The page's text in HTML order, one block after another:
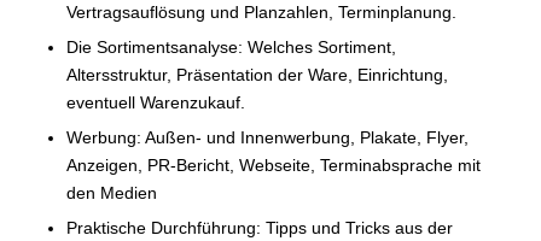
Vertragsauflösung und Planzahlen, Terminplanung.
Die Sortimentsanalyse: Welches Sortiment,
Altersstruktur, Präsentation der Ware, Einrichtung,
eventuell Warenzukauf.
Werbung: Außen- und Innenwerbung, Plakate, Flyer,
Anzeigen, PR-Bericht, Webseite, Terminabsprache mit
den Medien
Praktische Durchführung: Tipps und Tricks aus der